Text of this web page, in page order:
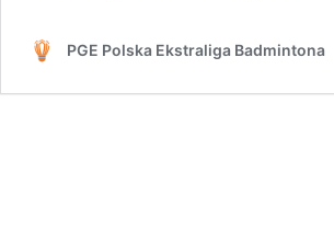
PGE Polska Ekstraliga Badmintona